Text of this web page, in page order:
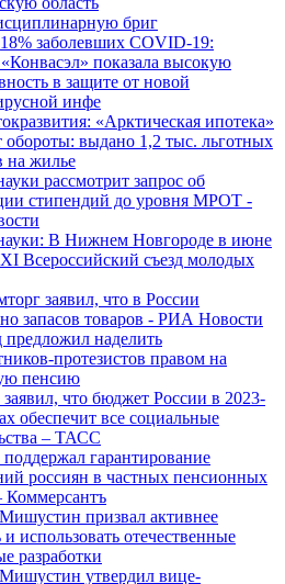
бриг
заболевших COVID-19:
показала высокую
в защите от новой
инфе
«Арктическая ипотека»
обороты: выдано 1,2 тыс. льготных
на жилье
рассмотрит запрос об
стипендий до уровня МРОТ -
В Нижнем Новгороде в июне
Всероссийский съезд молодых
заявил, что в России
запасов товаров - РИА Новости
наделить
протезистов правом на
пенсию
что бюджет России в 2023-
обеспечит все социальные
– ТАСС
гарантирование
россиян в частных пенсионных
Коммерсантъ
призвал активнее
и использовать отечественные
разработки
утвердил вице-